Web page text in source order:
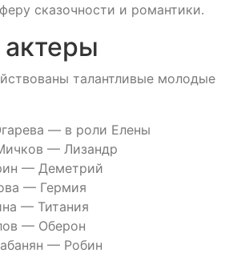
сказочности и романтики.
талантливые молодые
— в роли Елены
— Лизандр
— Деметрий
— Гермия
— Титания
— Оберон
— Робин